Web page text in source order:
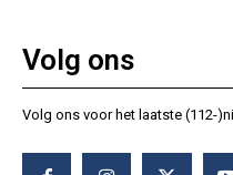
Volg ons
Volg ons voor het laatste (112-